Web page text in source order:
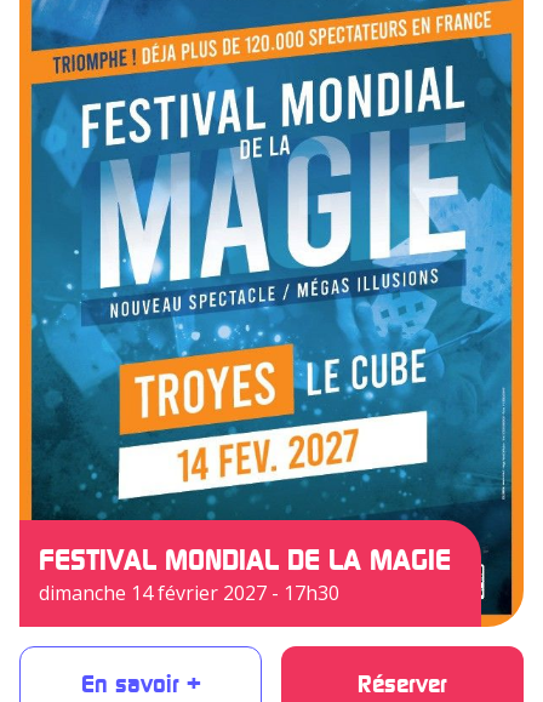
FESTIVAL MONDIAL DE LA MAGIE
dimanche 14 février 2027 - 17h30
En savoir + Réserver